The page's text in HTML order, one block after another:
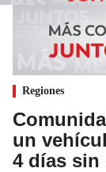
Regiones
un
4 días sin